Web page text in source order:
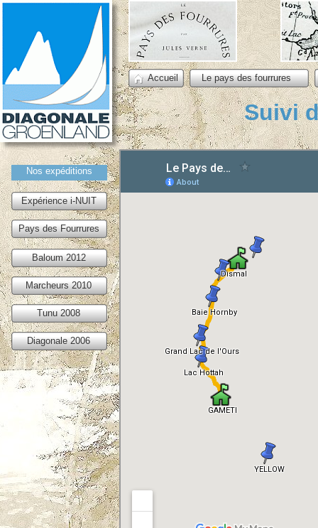
Accueil Le pays des fourrures
Baloum 2012
Marcheurs 2010
Tunu 2008
Diagonale 2006
Nos expéditions
Expérience i-NUIT
Pays des Fourrures
Suivi